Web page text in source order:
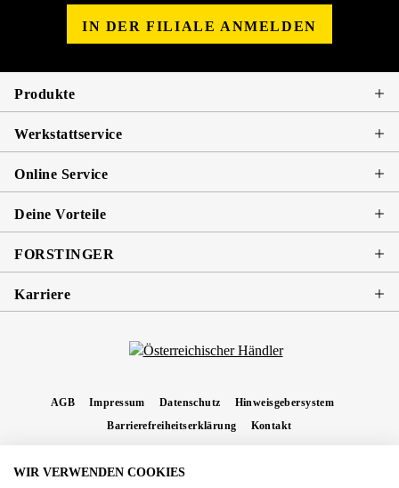
IN DER FILIALE ANMELDEN
Produkte
Werkstattservice
Online Service
Deine Vorteile
FORSTINGER
Karriere
AGB Impressum Datenschutz
Hinweisgebersystem
Barrierefreiheitserklärung
Kontakt
WIR VERWENDEN COOKIES